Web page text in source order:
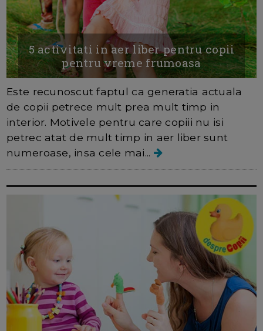
5 activitati in aer liber pentru copii
pentru vreme frumoasa
Este recunoscut faptul ca generatia actuala
de copii petrece mult prea mult timp in
interior. Motivele pentru care copiii nu isi
petrec atat de mult timp in aer liber sunt
numeroase, insa cele mai...